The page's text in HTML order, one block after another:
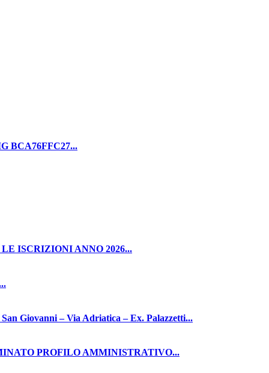
BCA76FFC27...
ISCRIZIONI ANNO 2026...
Giovanni – Via Adriatica – Ex. Palazzetti...
PROFILO AMMINISTRATIVO...